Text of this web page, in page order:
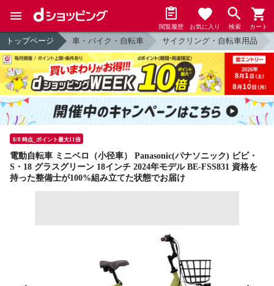
閲覧履歴 お気に入り 検索 カート
トップページ 車・バイク・自転車 サイクリング・自転車用品
8/8 時点_ポイント最大11倍
電動自転車 ミニベロ（小径車） Panasonic(パナソニック) ビビ・
S・18 グラスグリーン 18インチ 2024年モデル BE-FSS831 資格を
持った整備士が100%組み立てた状態でお届け